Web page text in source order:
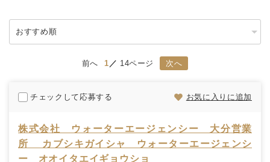
前へ 1 14ページ 次へ
チェックして応募する お気に入りに追加
株式会社 ウォーターエージェンシー 大分営業
所 カブシキガイシャ ウォーターエージェンシ
ー オオイタエイギョウショ